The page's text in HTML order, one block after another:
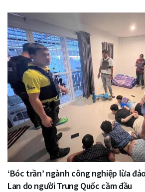
‘Bóc trần’ ngành công nghiệp lừa
Lan do người Trung Quốc cầm đầu